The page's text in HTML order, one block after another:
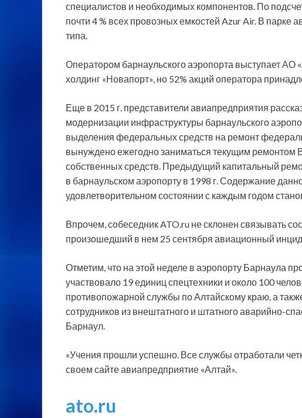
специалистов и необходимых компонентов. По
почти 4 % всех провозных емкостей Azur Air. В парке
типа.
Оператором барнаульского аэропорта выступает АО
холдинг «Новапорт», но 52% акций оператора
Еще в 2015 г. представители авиапредприятия
модернизации инфраструктуры барнаульского
выделения федеральных средств на ремонт
вынуждено ежегодно заниматься текущим ремонтом
собственных средств. Предыдущий капитальный
в барнаульском аэропорту в 1998 г. Содержание
удовлетворительном состоянии с каждым годом
Впрочем, собеседник ATO.ru не склонен связывать
произошедший в нем 25 сентября авиационный
Отметим, что на этой неделе в аэропорту Барнаула
участвовало 19 единиц спецтехники и около 100
противопожарной службы по Алтайскому краю, а
сотрудников из внештатного и штатного аварийно-
Барнаул.
«Учения прошли успешно. Все службы отработали
своем сайте авиапредприятие «Алтай».
ato.ru